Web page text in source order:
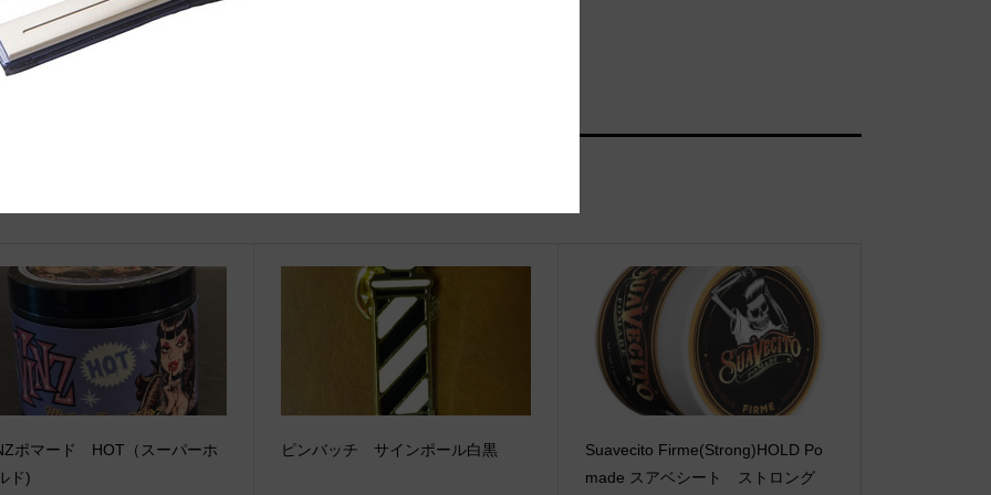
ポマード HOT（スーパーホ
ド)
ピンバッチ サインポール白黒
Suavecito Firme(Strong)HOLD Po
made スアベシート ストロング